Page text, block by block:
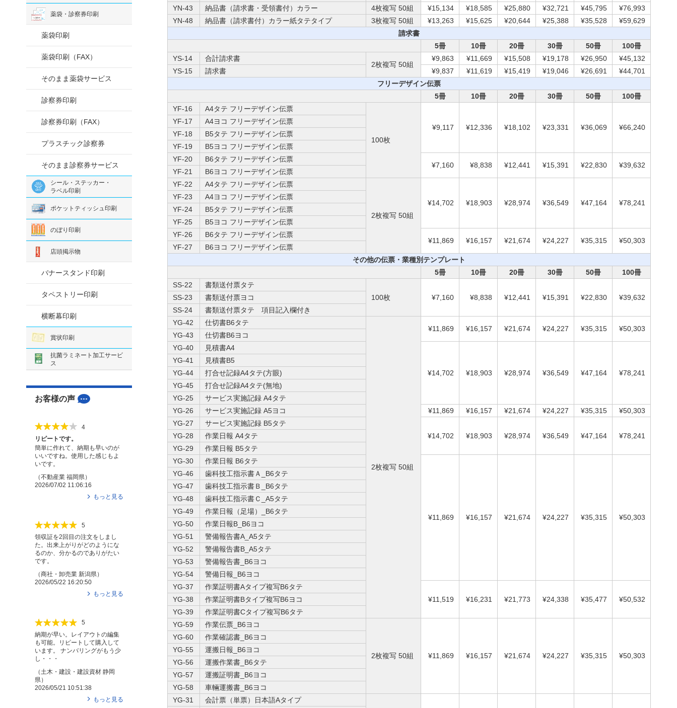
YN-43
納品書（請求書・受領書付）カラー 4枚複写 50組 ¥15,134 ¥18,585 ¥25,880 ¥32,721 ¥45,795
¥76,993
YN-48
納品書（請求書付）カラー紙タテタイプ 3枚複写 50組 ¥13,263 ¥15,625 ¥20,644 ¥25,388 ¥35,528
¥59,629
請求書
5冊
10冊 20冊 30冊 50冊
100冊
YS-14
合計請求書
2枚複写 50組
¥9,863 ¥11,669 ¥15,508 ¥19,178 ¥26,950
¥45,132
YS-15
請求書 ¥9,837 ¥11,619 ¥15,419 ¥19,046 ¥26,691
¥44,701
フリーデザイン伝票
5冊
10冊 20冊 30冊 50冊
100冊
YF-16
A4タテ フリーデザイン伝票
100枚
¥9,117 ¥12,336 ¥18,102 ¥23,331 ¥36,069 ¥66,240
YF-17
A4ヨコ フリーデザイン伝票
YF-18
B5タテ フリーデザイン伝票
YF-19
B5ヨコ フリーデザイン伝票
YF-20
B6タテ フリーデザイン伝票
¥7,160 ¥8,838 ¥12,441 ¥15,391 ¥22,830
¥39,632
YF-21
B6ヨコ フリーデザイン伝票
YF-22
A4タテ フリーデザイン伝票
2枚複写 50組
¥14,702 ¥18,903 ¥28,974 ¥36,549 ¥47,164 ¥78,241
YF-23
A4ヨコ フリーデザイン伝票
YF-24
B5タテ フリーデザイン伝票
YF-25
B5ヨコ フリーデザイン伝票
YF-26
B6タテ フリーデザイン伝票
¥11,869 ¥16,157 ¥21,674 ¥24,227 ¥35,315
¥50,303
YF-27
B6ヨコ フリーデザイン伝票
その他の伝票・業種別テンプレート
5冊
10冊 20冊 30冊 50冊
100冊
SS-22
書類送付票タテ
100枚
¥7,160 ¥8,838 ¥12,441 ¥15,391 ¥22,830 ¥39,632
SS-23
書類送付票ヨコ
SS-24
書類送付票タテ 項目記入欄付き
YG-42
仕切書B6タテ
2枚複写 50組
¥11,869 ¥16,157 ¥21,674 ¥24,227 ¥35,315
¥50,303
YG-43
仕切書B6ヨコ
YG-40
見積書A4
¥14,702 ¥18,903 ¥28,974 ¥36,549 ¥47,164 ¥78,241
YG-41
見積書B5
YG-44
打合せ記録A4タテ(方眼)
YG-45
打合せ記録A4タテ(無地)
YG-25
サービス実施記録 A4タテ
YG-26
サービス実施記録 A5ヨコ ¥11,869 ¥16,157 ¥21,674 ¥24,227 ¥35,315
¥50,303
YG-27
サービス実施記録 B5タテ
¥14,702
¥18,903 ¥28,974 ¥36,549 ¥47,164 ¥78,241
YG-28
作業日報 A4タテ
YG-29
作業日報 B5タテ
YG-30
作業日報 B6タテ
¥11,869 ¥16,157 ¥21,674 ¥24,227 ¥35,315 ¥50,303
YG-46
歯科技工指示書Ａ_B6タテ
YG-47
歯科技工指示書Ｂ_B6タテ
YG-48
歯科技工指示書Ｃ_A5タテ
YG-49
作業日報（足場）_B6タテ
YG-50
作業日報B_B6ヨコ
YG-51
警備報告書A_A5タテ
YG-52
警備報告書B_A5タテ
YG-53
警備報告書_B6ヨコ
YG-54
警備日報_B6ヨコ
YG-37
作業証明書Aタイプ複写B6タテ
¥11,519
¥16,231 ¥21,773 ¥24,338 ¥35,477 ¥50,532
YG-38
作業証明書Bタイプ複写B6ヨコ
YG-39
作業証明書Cタイプ複写B6タテ
YG-59
作業伝票_B6ヨコ
2枚複写 50組 ¥11,869 ¥16,157 ¥21,674 ¥24,227 ¥35,315 ¥50,303
YG-60
作業確認書_B6ヨコ
YG-55
運搬日報_B6ヨコ
YG-56
運搬作業書_B6タテ
YG-57
運搬証明書_B6ヨコ
YG-58
車輛運搬書_B6ヨコ
YG-31
会計票（単票）日本語Aタイプ
薬袋・診察券印刷
薬袋印刷
薬袋印刷（FAX）
そのまま薬袋サービス
診察券印刷
診察券印刷（FAX）
プラスチック診察券
そのまま診察券サービス
シール・ステッカー・
ラベル印刷
ポケットティッシュ印刷
のぼり印刷
店頭掲示物
バナースタンド印刷
タペストリー印刷
横断幕印刷
賞状印刷
抗菌ラミネート加工サービ
ス
お客様の声
4
リピートです。
簡単に作れて、納期も早いのが
いいですね。使用した感じもよ
いです。
（不動産業 福岡県 ）
2026/07/02 11:06:16
もっと見る
5
領収証を2回目の注文をしまし
た。出来上がりがどのようにな
るのか、分かるのでありがたい
です。
（商社・卸売業 新潟県）
2026/05/22 16:20:50
もっと見る
5
納期が早い。レイアウトの編集
も可能。リピートして購入して
います。 ナンバリングがもう少
し・・・
（ 土木・建設・建設資材 静岡
県 ）
2026/05/21 10:51:38
もっと見る